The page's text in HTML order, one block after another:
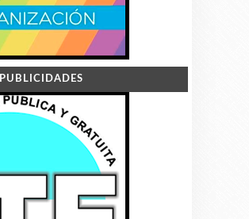
PUBLICIDADES